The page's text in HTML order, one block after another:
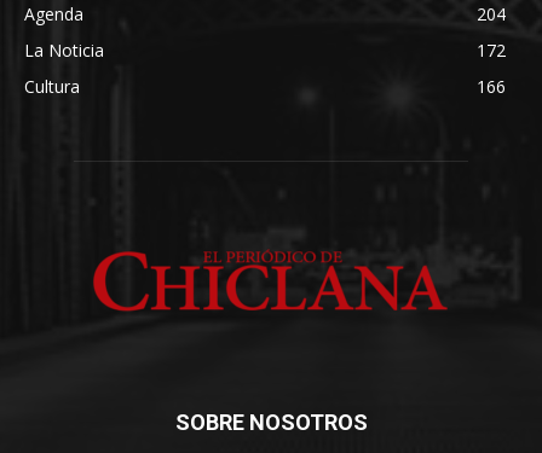
Agenda
204
La Noticia
172
Cultura
166
SOBRE NOSOTROS